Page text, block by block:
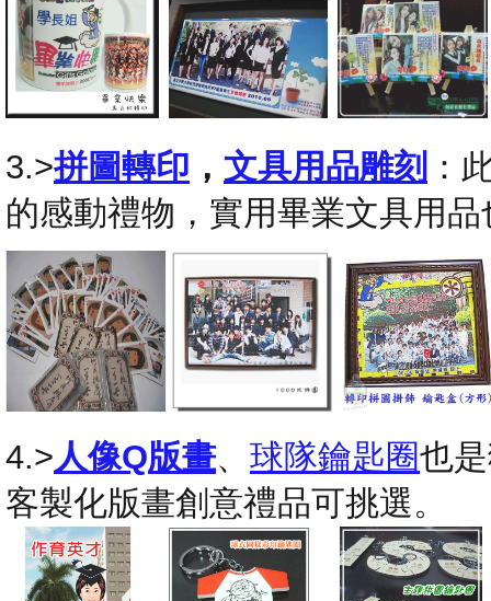
3.>拼圖轉印 ， 文具用品雕刻 ：
的感動禮物，實用畢業文具用
4.>人像Q版畫、 球隊鑰匙圈也
客製化版畫創意禮品可挑選。